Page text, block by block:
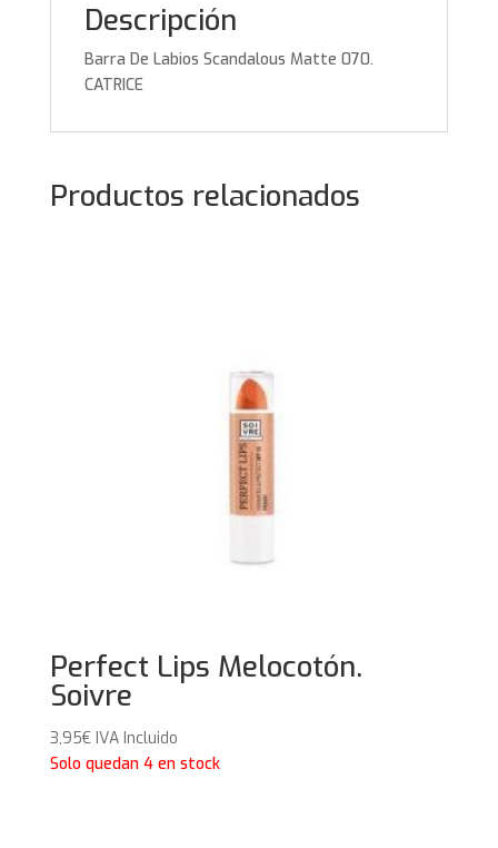
Descripción
Barra De Labios Scandalous Matte 070.
CATRICE
Productos relacionados
Perfect Lips Melocotón.
Soivre
3,95€ IVA Incluido
Solo quedan 4 en stock